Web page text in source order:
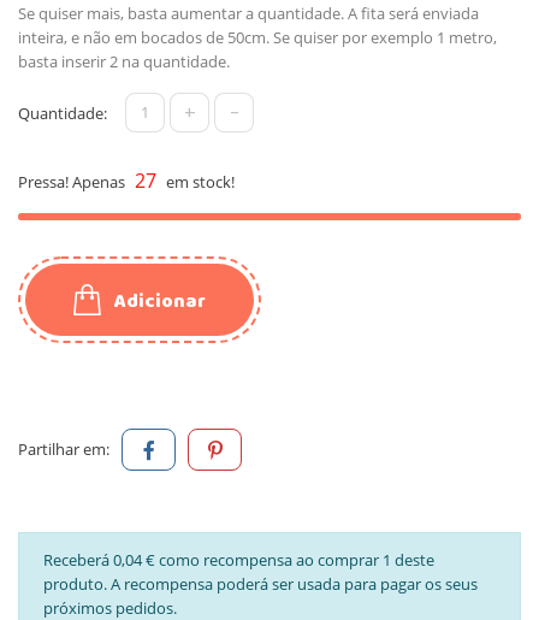
Se quiser mais, basta aumentar a quantidade. A fita será enviada
inteira, e não em bocados de 50cm. Se quiser por exemplo 1 metro,
basta inserir 2 na quantidade.
Quantidade: + -
Pressa! Apenas 27 em stock!
Adicionar
Partilhar em:
Receberá 0,04 € como recompensa ao comprar 1 deste
produto. A recompensa poderá ser usada para pagar os seus
próximos pedidos.